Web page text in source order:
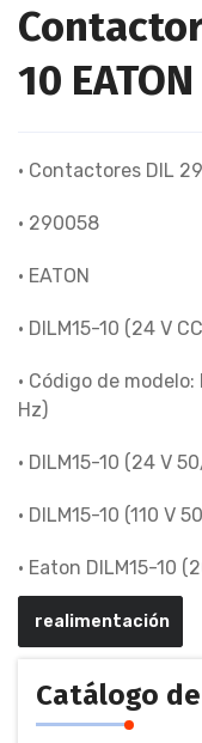
10
• Contactores DIL
• 290058
• EATON
• DILM15-10 (24 V
• Código de
Hz)
• DILM15-10 (24 V
• DILM15-10 (110 V
• Eaton DILM15-10
realimentación
Catálogo